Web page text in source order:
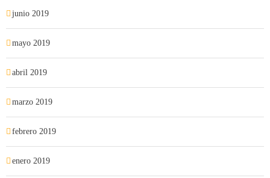
junio 2019
mayo 2019
abril 2019
marzo 2019
febrero 2019
enero 2019